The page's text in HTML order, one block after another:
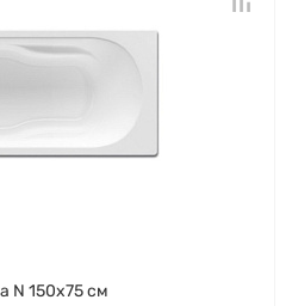
N 150х75 см